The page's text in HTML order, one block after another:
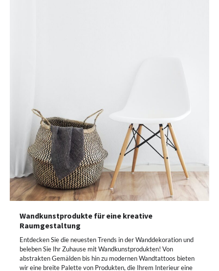
Wandkunstprodukte für eine kreative
Raumgestaltung
Entdecken Sie die neuesten Trends in der Wanddekoration und
beleben Sie Ihr Zuhause mit Wandkunstprodukten! Von
abstrakten Gemälden bis hin zu modernen Wandtattoos bieten
wir eine breite Palette von Produkten, die Ihrem Interieur eine